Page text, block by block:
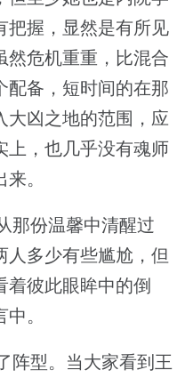
把握，显然是有所见
然危机重重，比混合
配备，短时间的在那
大凶之地的范围，应
上，也几乎没有魂师
。
那份温馨中清醒过
人多少有些尴尬，但
着彼此眼眸中的倒
。
型。当大家看到王